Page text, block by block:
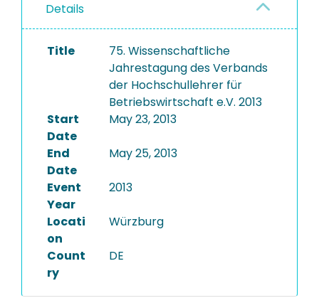
INSTITUTIONS
Details
Title
75. Wissenschaftliche
Jahrestagung des Verbands
der Hochschullehrer für
Betriebswirtschaft e.V. 2013
Start
Date
May 23, 2013
End
Date
May 25, 2013
Event
Year
2013
Locati
on
Würzburg
Count
ry
DE